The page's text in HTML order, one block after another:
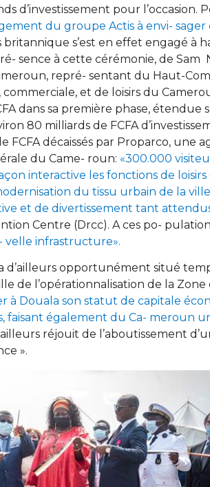
d’investissement pour l’occasion.
du groupe Actis à envi-
britannique s’est en effet engagé à
sence à cette cérémonie, de Sam
repré- sentant du Haut-
et de loisirs du
dans sa première phase,
80 milliards de FCFA
décaissés par Proparco, une
du Came- roun: «300.000
interactive les fonctions de
du tissu urbain de la
et de divertissement tant
Centre (Drcc). A ces po-
velle infrastructure».
d’ailleurs opportunément situé
de l’opérationnalisation de la
à Douala son statut de capitale
également du Ca- meroun
ailleurs réjouit de l’aboutissement
».